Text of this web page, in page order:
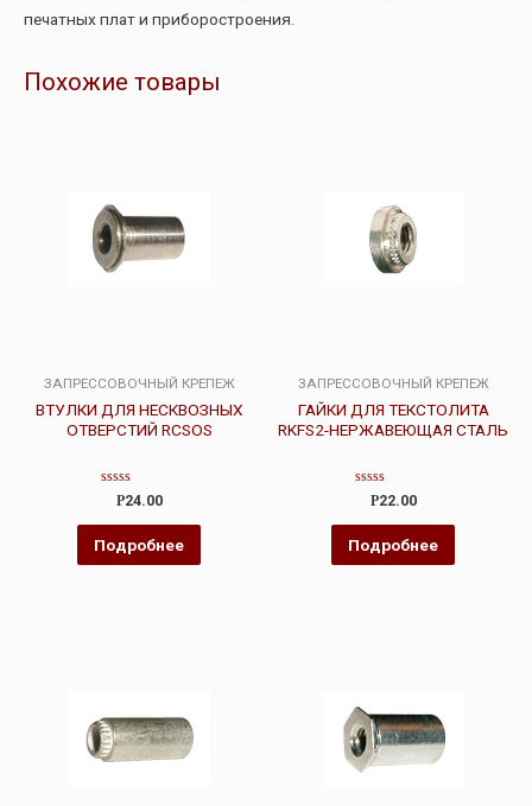
печатных плат и приборостроения.
Похожие товары
ЗАПРЕССОВОЧНЫЙ КРЕПЕЖ
ВТУЛКИ ДЛЯ НЕСКВОЗНЫХ
ОТВЕРСТИЙ RCSOS
Оценка
из
Р24.00
Подробнее
ЗАПРЕССОВОЧНЫЙ КРЕПЕЖ
ГАЙКИ ДЛЯ ТЕКСТОЛИТА
RKFS2-НЕРЖАВЕЮЩАЯ СТАЛЬ
Оценка
из
Р22.00
Подробнее